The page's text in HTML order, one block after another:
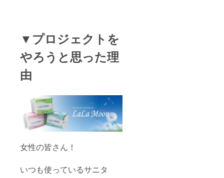
▼プロジェクトを
やろうと思った理
由
女性の皆さん！
いつも使っているサニタ